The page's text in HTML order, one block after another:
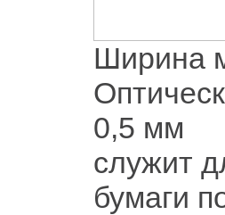
Ширина
0,5 мм
служит
бумаги